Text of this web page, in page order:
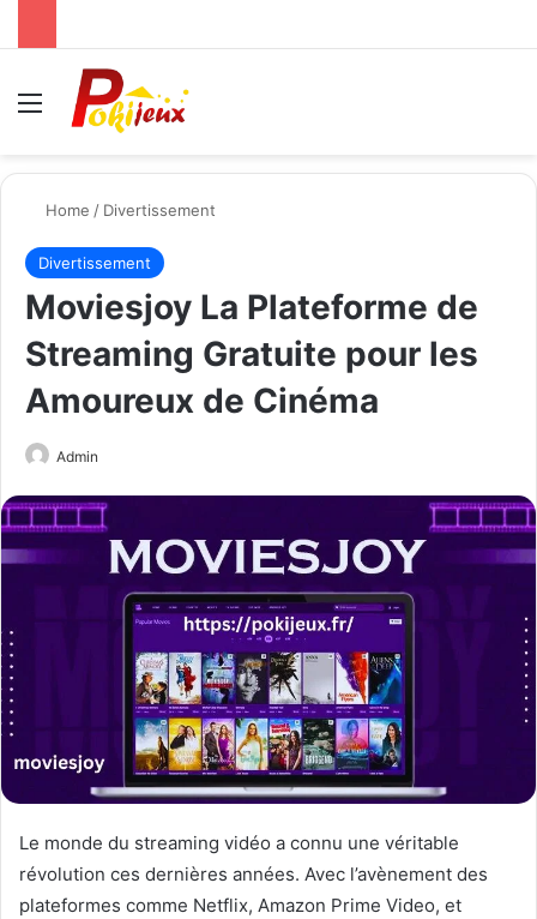
Menu
Home / Divertissement
Divertissement
Moviesjoy La Plateforme de
Streaming Gratuite pour les
Amoureux de Cinéma
Admin
Le monde du streaming vidéo a connu une véritable
révolution ces dernières années. Avec l’avènement des
plateformes comme Netflix, Amazon Prime Video, et